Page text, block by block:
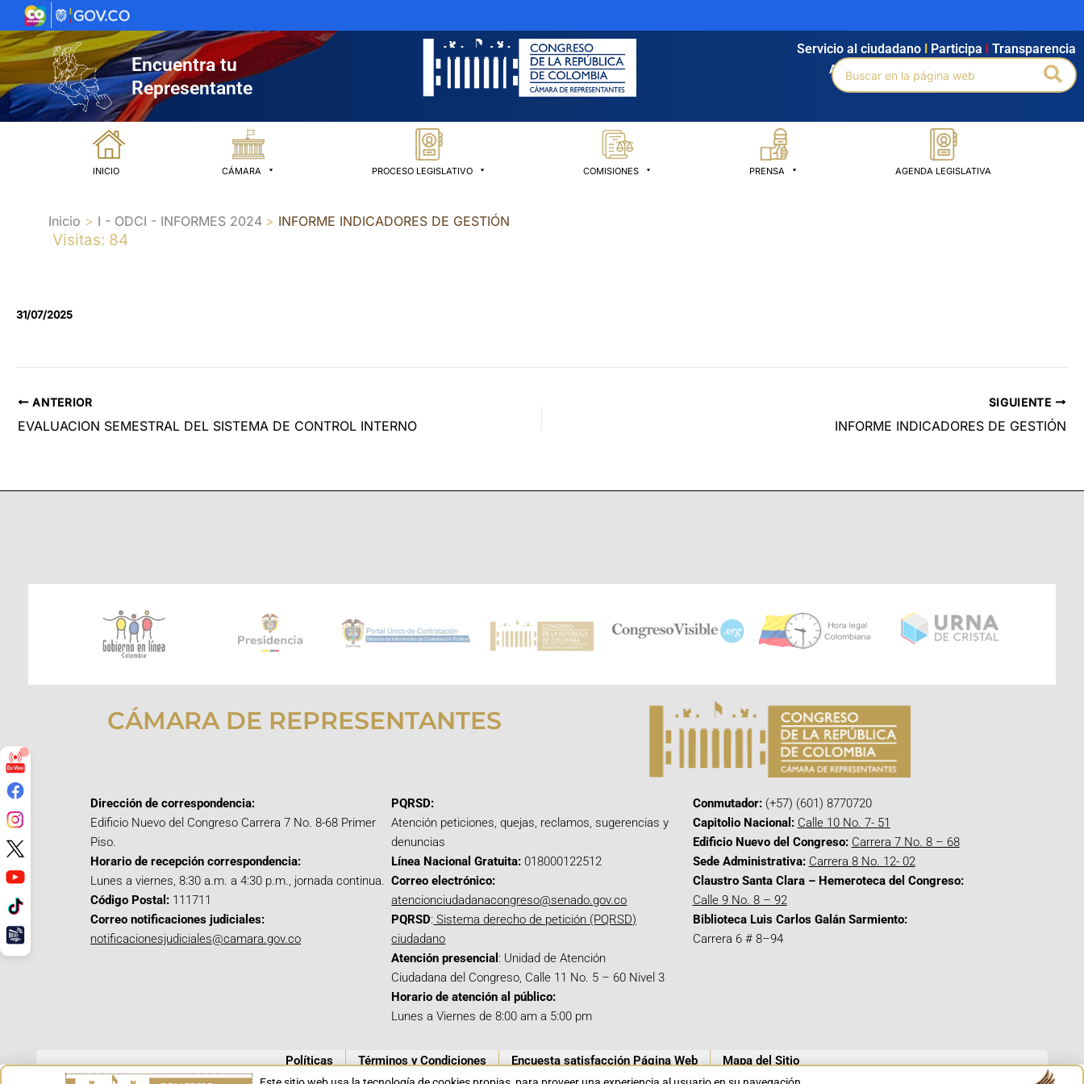
al
contenido
Encuentra tu
Representante
Agendamiento Intranet Búsqueda avanzada
Servicio al ciudadano Participa Transparencia
Buscar
por:
INICIO CÁMARA PROCESO LEGISLATIVO COMISIONES PRENSA AGENDA LEGISLATIVA
Inicio I - ODCI - INFORMES 2024 INFORME INDICADORES DE GESTIÓN
Visitas: 84
31/07/2025
ANTERIOR
EVALUACION SEMESTRAL DEL SISTEMA DE CONTROL INTERNO
SIGUIENTE
INFORME INDICADORES DE GESTIÓN
CÁMARA DE REPRESENTANTES
Dirección de correspondencia:
Edificio Nuevo del Congreso Carrera 7 No. 8-68 Primer
Piso.
Horario de recepción correspondencia:
Lunes a viernes, 8:30 a.m. a 4:30 p.m., jornada continua.
Código Postal: 111711
Correo notificaciones judiciales:
notificacionesjudiciales@camara.gov.co
PQRSD:
Atención peticiones, quejas, reclamos, sugerencias y
denuncias
Línea Nacional Gratuita: 018000122512
Correo electrónico:
atencionciudadanacongreso@senado.gov.co
PQRSD: Sistema derecho de petición (PQRSD)
ciudadano
Atención presencial : Unidad de Atención
Ciudadana del Congreso, Calle 11 No. 5 – 60 Nivel 3
Horario de atención al público:
Lunes a Viernes de 8:00 am a 5:00 pm
Conmutador:(+57) (601) 8770720
Capitolio Nacional: Calle 10 No. 7- 51
Edificio Nuevo del Congreso: Carrera 7 No. 8 – 68
Sede Administrativa: Carrera 8 No. 12- 02
Claustro Santa Clara – Hemeroteca del Congreso:
Calle 9 No. 8 – 92
Biblioteca Luis Carlos Galán Sarmiento:
Carrera 6 # 8–94
Políticas Términos y Condiciones Encuesta satisfacción Página Web Mapa del Sitio